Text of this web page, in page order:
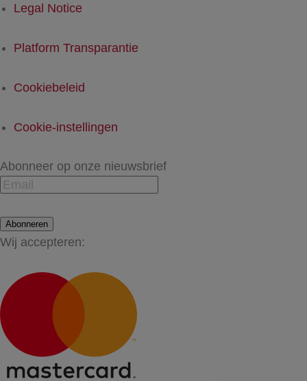
Legal Notice
Platform Transparantie
Cookiebeleid
Cookie-instellingen
Abonneer op onze nieuwsbrief
Abonneren
Wij accepteren: